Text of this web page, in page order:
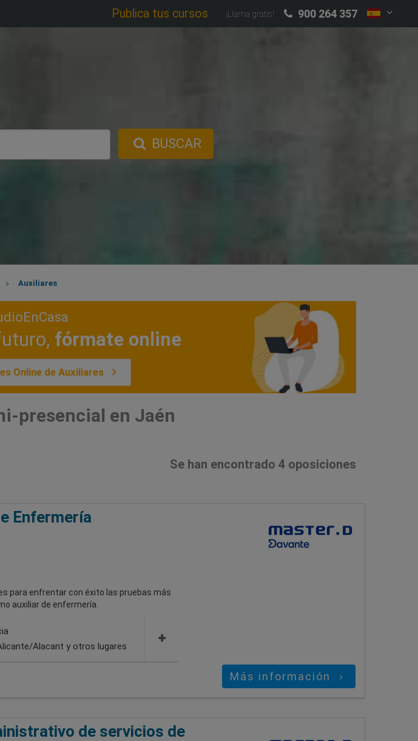
Publica tus cursos ¡Llama gratis! 900 264 357
BUSCAR
Auxiliares
fórmate online
Online de Auxiliares
presencial en Jaén
Se han encontrado 4 oposiciones
Enfermería
para enfrentar con éxito las pruebas más
auxiliar de enfermería.
Alacant y otros lugares
Más información
de servicios de